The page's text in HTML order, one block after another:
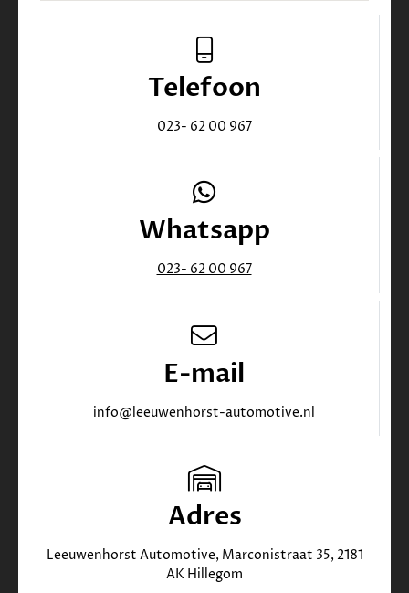
Telefoon
023- 62 00 967
Whatsapp
023- 62 00 967
E-mail
info@leeuwenhorst-automotive.nl
Adres
Leeuwenhorst Automotive, Marconistraat 35, 2181
AK Hillegom